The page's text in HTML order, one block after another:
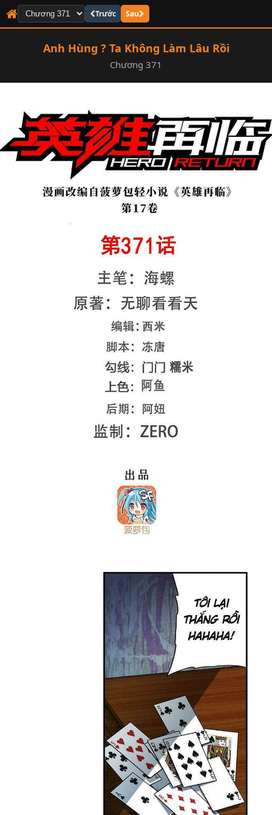
Trước Sau
Anh Hùng ? Ta Không Làm Lâu Rồi
Chương 371